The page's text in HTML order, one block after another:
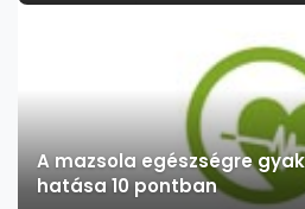
A mazsola egészségre
hatása 10 pontban